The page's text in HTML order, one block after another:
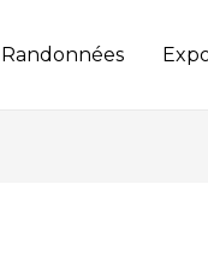
Randonnées